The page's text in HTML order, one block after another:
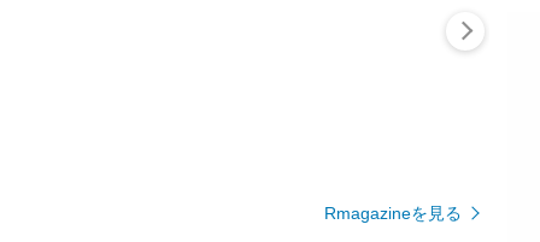
Rmagazineを見る